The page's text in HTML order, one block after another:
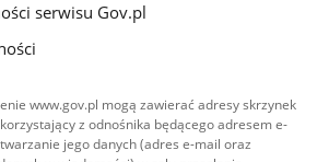
serwisu Gov.pl
www.gov.pl mogą zawierać adresy skrzynek
z odnośnika będącego adresem e-
jego danych (adres e-mail oraz